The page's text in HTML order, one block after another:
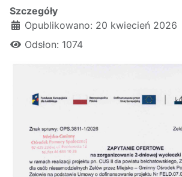
Szczegóły
Opublikowano: 20 kwiecień 2026
Odsłon: 1074